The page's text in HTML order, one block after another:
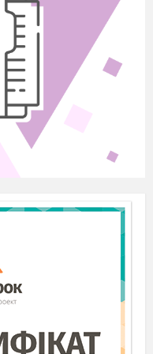
127
тисяч — медаллю
І та
ступенів,
Героя Радянського
було встановлено
щорічно
Міжнародним
малюнка на
світ від ядерної
дню миру, протягом
педагога –
дат, не менш
це день народження
літери
Василя
28 вересня 1918